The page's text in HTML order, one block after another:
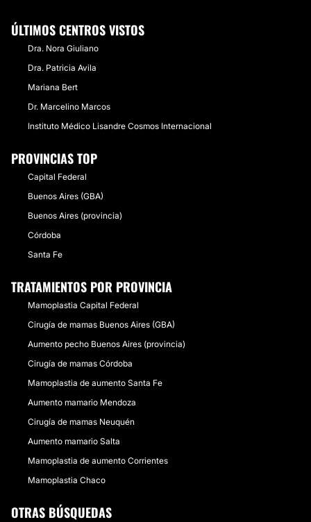
ÚLTIMOS CENTROS VISTOS
Dra. Nora Giuliano
Dra. Patricia Avila
Mariana Bert
Dr. Marcelino Marcos
Instituto Médico Lisandre Cosmos Internacional
PROVINCIAS TOP
Capital Federal
Buenos Aires (GBA)
Buenos Aires (provincia)
Córdoba
Santa Fe
TRATAMIENTOS POR PROVINCIA
Mamoplastia Capital Federal
Cirugía de mamas Buenos Aires (GBA)
Aumento pecho Buenos Aires (provincia)
Cirugía de mamas Córdoba
Mamoplastia de aumento Santa Fe
Aumento mamario Mendoza
Cirugía de mamas Neuquén
Aumento mamario Salta
Mamoplastia de aumento Corrientes
Mamoplastia Chaco
OTRAS BÚSQUEDAS